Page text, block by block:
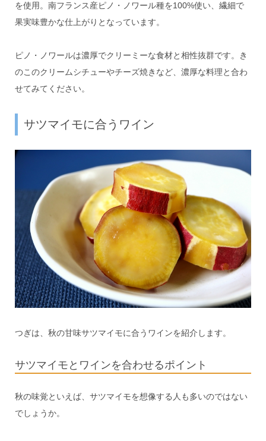
を使用。南フランス産ピノ・ノワール種を100%使い、繊細で
果実味豊かな仕上がりとなっています。
ピノ・ノワールは濃厚でクリーミーな食材と相性抜群です。き
のこのクリームシチューやチーズ焼きなど、濃厚な料理と合わ
せてみてください。
サツマイモに合うワイン
つぎは、秋の甘味サツマイモに合うワインを紹介します。
サツマイモとワインを合わせるポイント
秋の味覚といえば、サツマイモを想像する人も多いのではない
でしょうか。